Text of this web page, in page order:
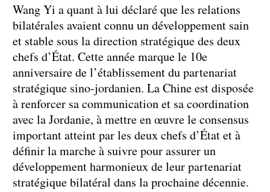
Wang Yi a quant à lui déclaré que les relations
bilatérales avaient connu un développement sain
et stable sous la direction stratégique des deux
chefs d’État. Cette année marque le 10e
anniversaire de l’établissement du partenariat
stratégique sino-jordanien. La Chine est disposée
à renforcer sa communication et sa coordination
avec la Jordanie, à mettre en œuvre le consensus
important atteint par les deux chefs d’État et à
définir la marche à suivre pour assurer un
développement harmonieux de leur partenariat
stratégique bilatéral dans la prochaine décennie.